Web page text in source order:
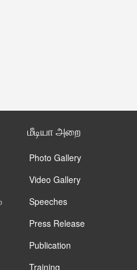
மீடியா அறை
Photo Gallery
Video Gallery
Speeches
Press Release
Publication
Training